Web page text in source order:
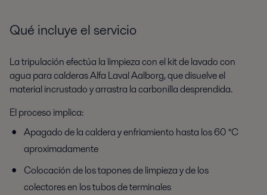
Qué incluye el servicio
La tripulación efectúa la limpieza con el kit de lavado con
agua para calderas Alfa Laval Aalborg, que disuelve el
material incrustado y arrastra la carbonilla desprendida.
El proceso implica:
Apagado de la caldera y enfriamiento hasta los 60 °C
aproximadamente
Colocación de los tapones de limpieza y de los
colectores en los tubos de terminales